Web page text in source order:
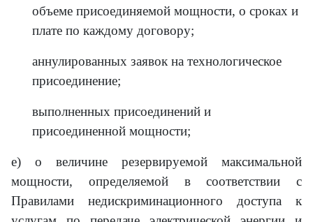
объеме присоединяемой мощности, о сроках и
плате по каждому договору;
аннулированных заявок на технологическое
присоединение;
выполненных присоединений и
присоединенной мощности;
е) о величине резервируемой максимальной
мощности, определяемой в соответствии с
Правилами недискриминационного доступа к